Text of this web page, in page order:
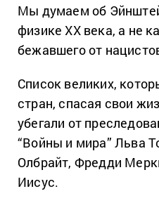
Мы думаем об
физике XX века, а не
бежавшего от
Список великих,
стран, спасая свои
убегали от
“Войны и мира” Льва
Олбрайт, Фредди
Иисус.